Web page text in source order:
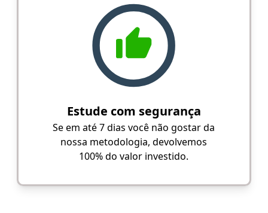
Estude com segurança
Se em até 7 dias você não gostar da
nossa metodologia, devolvemos
100% do valor investido.